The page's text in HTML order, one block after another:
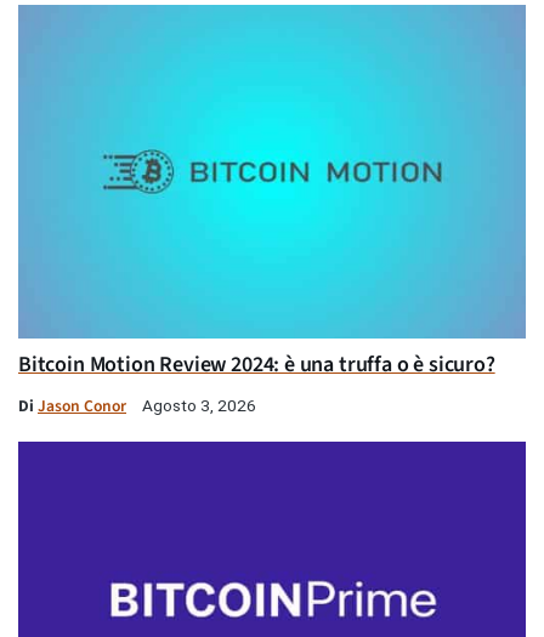
Bitcoin Motion Review 2024: è una truffa o è sicuro?
Di Jason Conor Agosto 3, 2026